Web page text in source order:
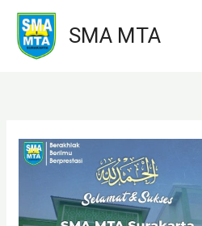
Skip
content
SMA MTA